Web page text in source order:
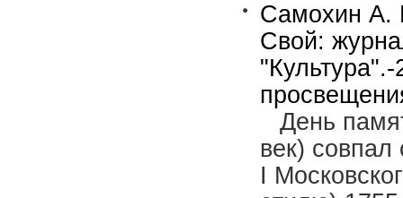
Самохин А.
Свой:
День
век)
I